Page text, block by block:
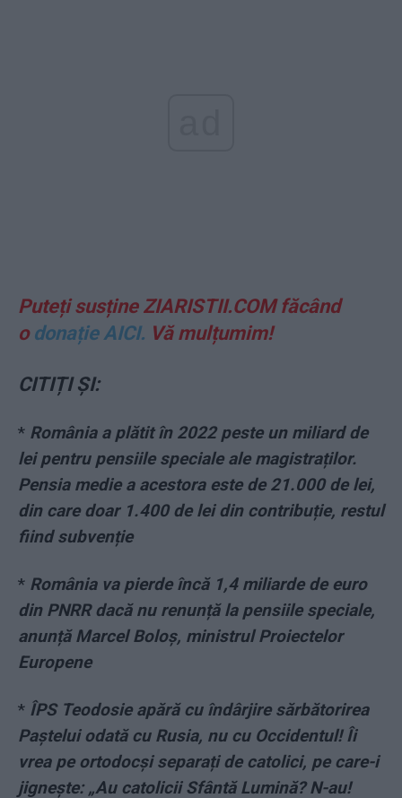
Puteți susține ZIARISTII.COM făcând
o donație AICI. Vă mulțumim!
CITIȚI ȘI:
* România a plătit în 2022 peste un miliard de
lei pentru pensiile speciale ale magistraților.
Pensia medie a acestora este de 21.000 de lei,
din care doar 1.400 de lei din contribuție, restul
fiind subvenție
* România va pierde încă 1,4 miliarde de euro
din PNRR dacă nu renunță la pensiile speciale,
anunță Marcel Boloș, ministrul Proiectelor
Europene
* ÎPS Teodosie apără cu îndârjire sărbătorirea
Paștelui odată cu Rusia, nu cu Occidentul! Îi
vrea pe ortodocși separați de catolici, pe care-i
jignește: „Au catolicii Sfântă Lumină? N-au!